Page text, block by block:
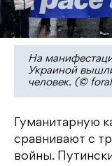
На
Украиной
человек. (©
Гуманитарную
сравнивают с
войны.